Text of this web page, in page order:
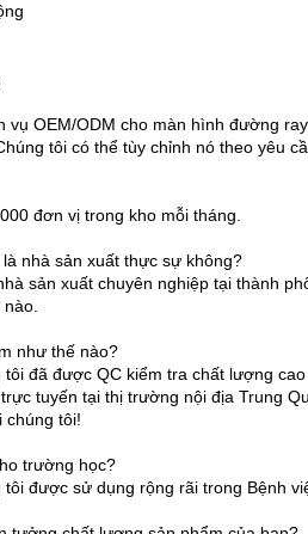
vụ OEM/ODM cho màn hình đường
tôi có thể tùy chỉnh nó theo yêu
đơn vị trong kho mỗi tháng.
nhà sản xuất thực sự không?
sản xuất chuyên nghiệp tại thành
nào.
như thế nào?
đã được QC kiểm tra chất lượng
tuyến tại thị trường nội địa Trung
chúng tôi!
trường học?
được sử dụng rộng rãi trong Bệnh